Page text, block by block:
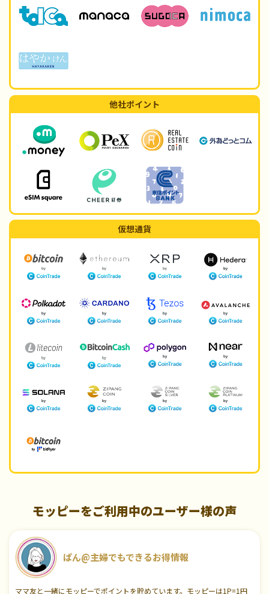
他社ポイント
仮想通貨
モッピーをご利用中のユーザー様の声
ぱん@主婦でもできるお得情報
ママ友と一緒にモッピーでポイントを貯めています。モッピーは1P=1円